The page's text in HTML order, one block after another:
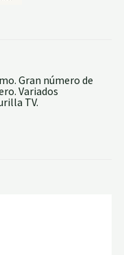
Gran número de
Variados
TV.